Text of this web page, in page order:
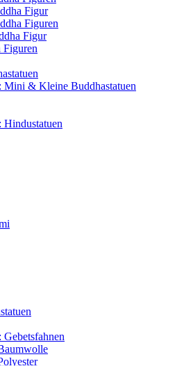
Figur
Figuren
Figur
Figuren
Mini & Kleine Buddhastatuen
Hindustatuen